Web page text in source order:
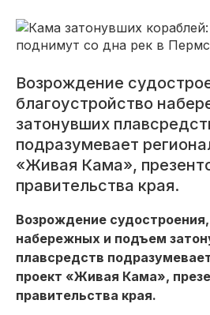
Возрождение
благоустройство
затонувших
подразумевает
«Живая Кама»,
правительства края.
Возрождение
набережных и подъем
плавсредств
проект «Живая Кама»,
правительства края.